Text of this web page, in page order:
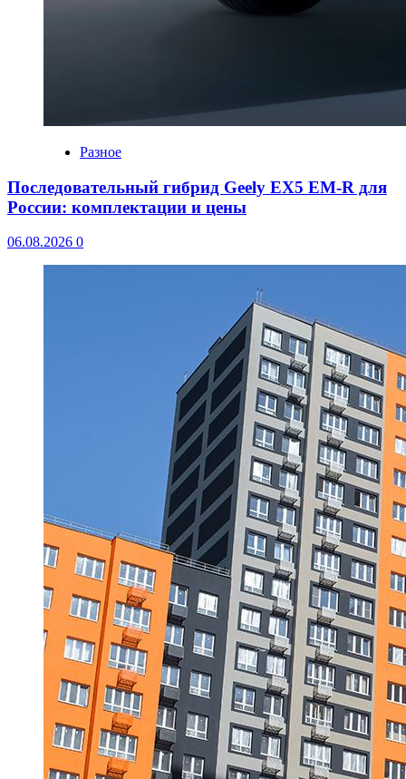
Разное
Последовательный гибрид Geely EX5 EM-R для
России: комплектации и цены
06.08.2026 0